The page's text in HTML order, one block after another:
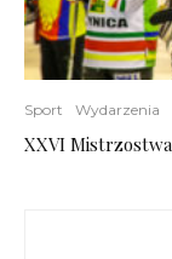
Sport Wydarzenia
XXVI